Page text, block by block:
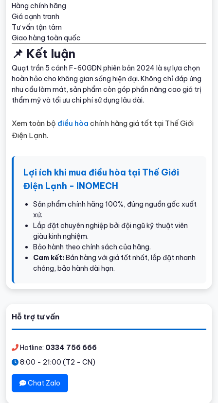
Hỗ trợ tư vấn
Hotline: 0334 756 666
8:00 - 21:00 (T2 - CN)
Chat Zalo
Hàng chính hãng
Giá cạnh tranh
Tư vấn tận tâm
Giao hàng toàn quốc
📌 Kết luận
Quạt trần 5 cánh F-60GDN phiên bản 2024 là sự lựa chọn
hoàn hảo cho không gian sống hiện đại. Không chỉ đáp ứng
nhu cầu làm mát, sản phẩm còn góp phần nâng cao giá trị
thẩm mỹ và tối ưu chi phí sử dụng lâu dài.
Xem toàn bộ điều hòa chính hãng giá tốt tại Thế Giới
Điện Lạnh.
Lợi ích khi mua điều hòa tại Thế Giới
Điện Lạnh - INOMECH
Sản phẩm chính hãng 100%, đúng nguồn gốc xuất
xứ.
Lắp đặt chuyên nghiệp bởi đội ngũ kỹ thuật viên
giàu kinh nghiệm.
Bảo hành theo chính sách của hãng.
Cam kết:Bán hàng với giá tốt nhất, lắp đặt nhanh
chóng, bảo hành dài hạn.